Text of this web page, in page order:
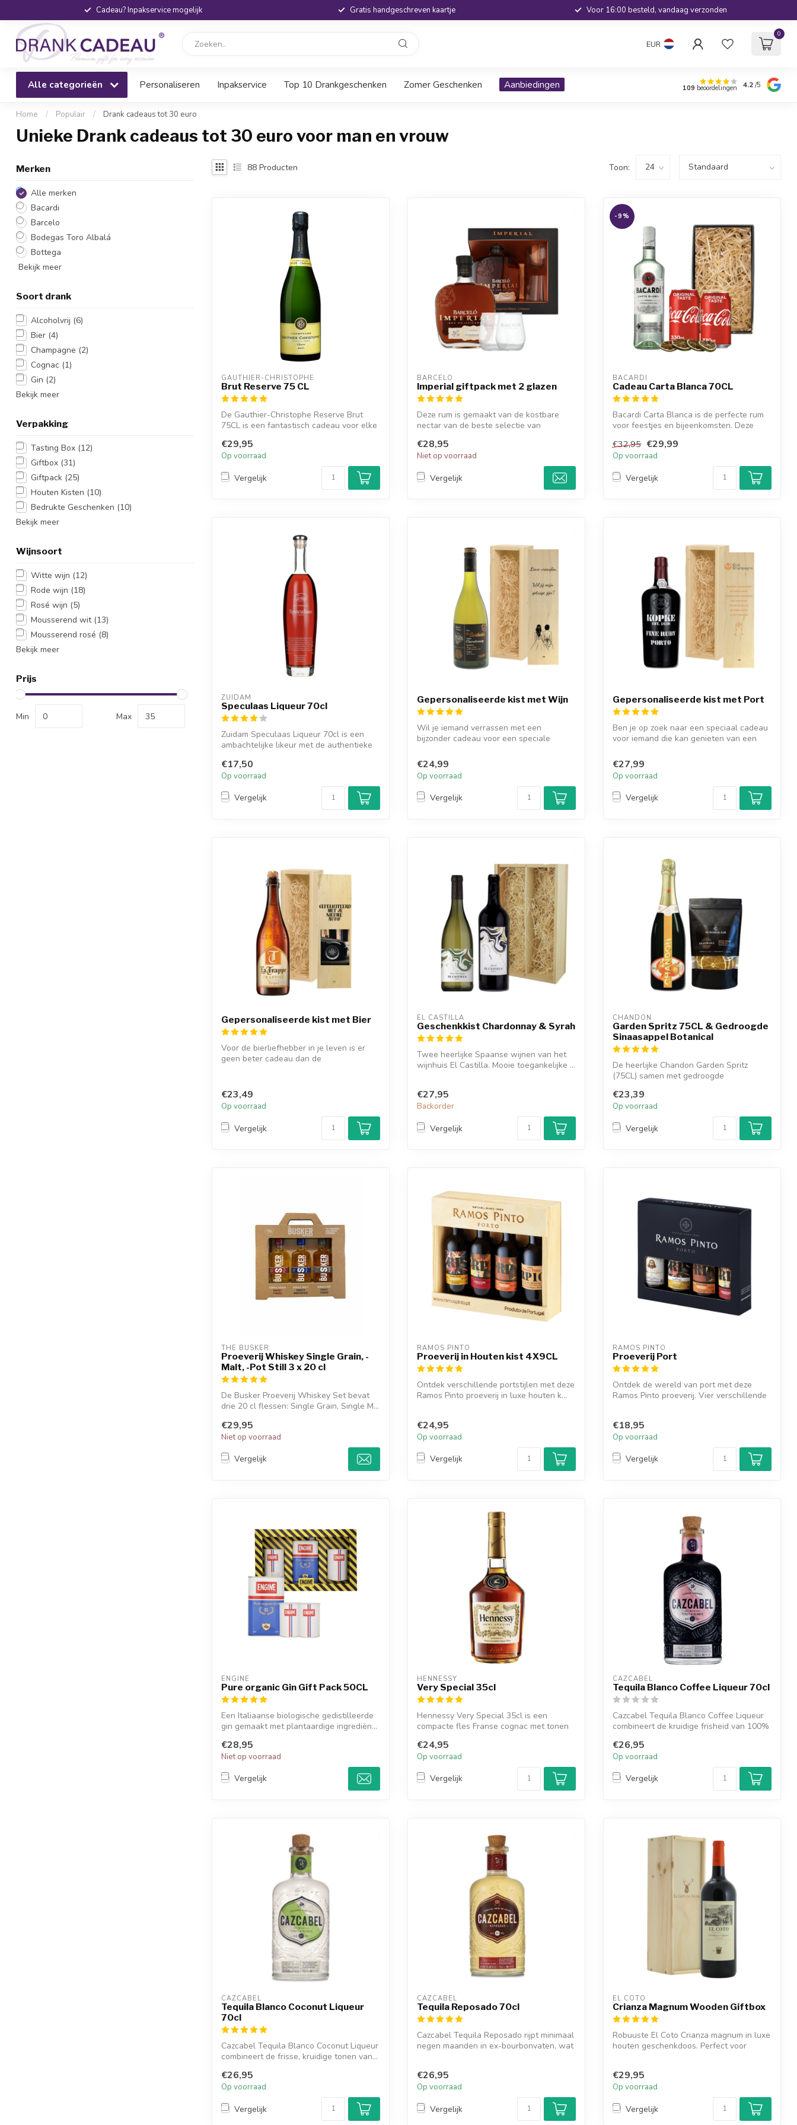
Cadeau? Inpakservice mogelijk Gratis handgeschreven kaartje Voor 16:00 besteld, vandaag verzonden
EUR
0
Alle categorieën Personaliseren Inpakservice Top 10 Drankgeschenken Zomer Geschenken Aanbiedingen 109 beoordelingen 4.2/5
Home / Populair / Drank cadeaus tot 30 euro
Unieke Drank cadeaus tot 30 euro voor man en vrouw
Merken
Alle merken
Bacardi
Barcelo
Bodegas Toro Albalá
Bottega
Bekijk meer
Soort drank
Alcoholvrij (6)
Bier (4)
Champagne (2)
Cognac (1)
Gin (2)
Bekijk meer
Verpakking
Tasting Box (12)
Giftbox (31)
Giftpack (25)
Houten Kisten (10)
Bedrukte Geschenken (10)
Bekijk meer
Wijnsoort
Witte wijn (12)
Rode wijn (18)
Rosé wijn (5)
Mousserend wit (13)
Mousserend rosé (8)
Bekijk meer
Prijs
Min Max
88 Producten Toon:
GAUTHIER-CHRISTOPHE
Brut Reserve 75 CL
De Gauthier-Christophe Reserve Brut
75CL is een fantastisch cadeau voor elke
€29,95
Op voorraad
Vergelijk
BARCELO
Imperial giftpack met 2 glazen
Deze rum is gemaakt van de kostbare
nectar van de beste selectie van
€28,95
Niet op voorraad
Vergelijk
-9%
BACARDI
Cadeau Carta Blanca 70CL
Bacardi Carta Blanca is de perfecte rum
voor feestjes en bijeenkomsten. Deze
€32,95 €29,99
Op voorraad
Vergelijk
ZUIDAM
Speculaas Liqueur 70cl
Zuidam Speculaas Liqueur 70cl is een
ambachtelijke likeur met de authentieke
€17,50
Op voorraad
Vergelijk
Gepersonaliseerde kist met Wijn
Wil je iemand verrassen met een
bijzonder cadeau voor een speciale
€24,99
Op voorraad
Vergelijk
Gepersonaliseerde kist met Port
Ben je op zoek naar een speciaal cadeau
voor iemand die kan genieten van een
€27,99
Op voorraad
Vergelijk
Gepersonaliseerde kist met Bier
Voor de bierliefhebber in je leven is er
geen beter cadeau dan de
€23,49
Op voorraad
Vergelijk
EL CASTILLA
Geschenkkist Chardonnay & Syrah
Twee heerlijke Spaanse wijnen van het
wijnhuis El Castilla. Mooie toegankelijke ...
€27,95
Backorder
Vergelijk
CHANDON
Garden Spritz 75CL & Gedroogde
Sinaasappel Botanical
De heerlijke Chandon Garden Spritz
(75CL) samen met gedroogde
€23,39
Op voorraad
Vergelijk
THE BUSKER
Proeverij Whiskey Single Grain, -
Malt, -Pot Still 3 x 20 cl
De Busker Proeverij Whiskey Set bevat
drie 20 cl flessen: Single Grain, Single M...
€29,95
Niet op voorraad
Vergelijk
RAMOS PINTO
Proeverij in Houten kist 4X9CL
Ontdek verschillende portstijlen met deze
Ramos Pinto proeverij in luxe houten k...
€24,95
Op voorraad
Vergelijk
RAMOS PINTO
Proeverij Port
Ontdek de wereld van port met deze
Ramos Pinto proeverij. Vier verschillende
€18,95
Op voorraad
Vergelijk
ENGINE
Pure organic Gin Gift Pack 50CL
Een Italiaanse biologische gedistilleerde
gin gemaakt met plantaardige ingrediën...
€28,95
Niet op voorraad
Vergelijk
HENNESSY
Very Special 35cl
Hennessy Very Special 35cl is een
compacte fles Franse cognac met tonen
€24,95
Op voorraad
Vergelijk
CAZCABEL
Tequila Blanco Coffee Liqueur 70cl
Cazcabel Tequila Blanco Coffee Liqueur
combineert de kruidige frisheid van 100%
€26,95
Op voorraad
Vergelijk
CAZCABEL
Tequila Blanco Coconut Liqueur
70cl
Cazcabel Tequila Blanco Coconut Liqueur
combineert de frisse, kruidige tonen van...
€26,95
Op voorraad
Vergelijk
CAZCABEL
Tequila Reposado 70cl
Cazcabel Tequila Reposado rijpt minimaal
negen maanden in ex-bourbonvaten, wat
€26,95
Op voorraad
Vergelijk
EL COTO
Crianza Magnum Wooden Giftbox
Robuuste El Coto Crianza magnum in luxe
houten geschenkdoos. Perfect voor
€29,95
Op voorraad
Vergelijk